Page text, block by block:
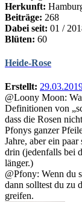
Herkunft:
Beiträge: 268
Dabei seit: 01 /
Blüten: 60
Heide-Rose
Erstellt:
@Loony Moon:
Definitionen von
dass die Rosen
Pfonys ganzer
Jahre, aber ein
drin (jedenfalls bei
länger.)
@Pfony: Wenn du
dann solltest du zu
greifen.